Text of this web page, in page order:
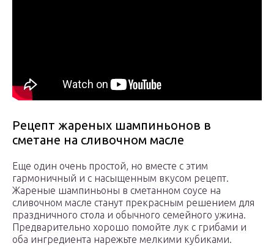
Рецепт жареных шампиньонов в
сметане на сливочном масле
Еще один очень простой, но вместе с этим
гармоничный и с насыщенным вкусом рецепт.
Жареные шампиньоны в сметанном соусе на
сливочном масле станут прекрасным решением для
праздничного стола и обычного семейного ужина.
Предварительно хорошо помойте лук с грибами и
оба ингредиента нарежьте мелкими кубиками.